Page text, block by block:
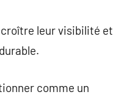
leur visibilité et
comme un